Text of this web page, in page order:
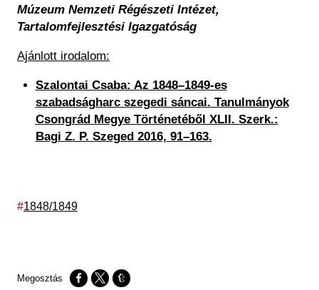
Múzeum Nemzeti Régészeti Intézet,
Tartalomfejlesztési Igazgatóság
Ajánlott irodalom:
Szalontai Csaba: Az 1848–1849-es
szabadságharc szegedi sáncai. Tanulmányok
Csongrád Megye Történetéből XLII. Szerk.:
Bagi Z. P. Szeged 2016, 91–163.
Címkék
1848/1849
Opens in a new window
Opens in a new window
Opens in a new window